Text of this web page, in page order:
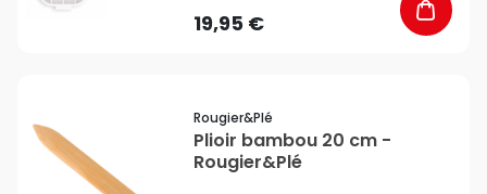
19,95 €
Rougier&plé
Plioir bambou 20 cm -
Rougier&Plé